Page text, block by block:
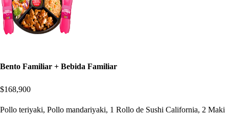
Bento Familiar + Bebida Familiar
$168,900
Pollo teriyaki, Pollo mandariyaki, 1 Rollo de Sushi California, 2 Maki